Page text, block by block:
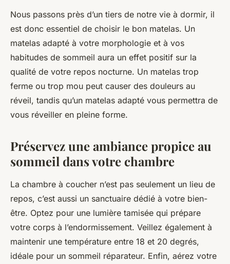
Nous passons près d’un tiers de notre vie à dormir, il
est donc essentiel de choisir le bon matelas. Un
matelas adapté à votre morphologie et à vos
habitudes de sommeil aura un effet positif sur la
qualité de votre repos nocturne. Un matelas trop
ferme ou trop mou peut causer des douleurs au
réveil, tandis qu’un matelas adapté vous permettra de
vous réveiller en pleine forme.
Préservez une ambiance propice au
sommeil dans votre chambre
La chambre à coucher n’est pas seulement un lieu de
repos, c’est aussi un sanctuaire dédié à votre bien-
être. Optez pour une lumière tamisée qui prépare
votre corps à l’endormissement. Veillez également à
maintenir une température entre 18 et 20 degrés,
idéale pour un sommeil réparateur. Enfin, aérez votre